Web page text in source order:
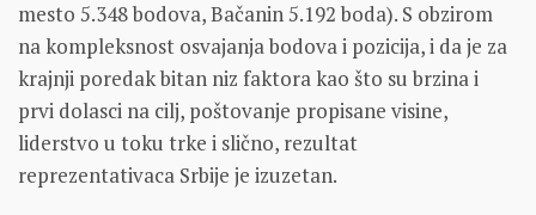
mesto 5.348 bodova, Bačanin 5.192 boda). S obzirom
na kompleksnost osvajanja bodova i pozicija, i da je za
krajnji poredak bitan niz faktora kao što su brzina i
prvi dolasci na cilj, poštovanje propisane visine,
liderstvo u toku trke i slično, rezultat
reprezentativaca Srbije je izuzetan.